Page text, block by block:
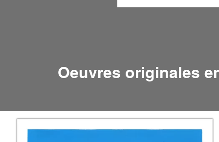
Oeuvres originales